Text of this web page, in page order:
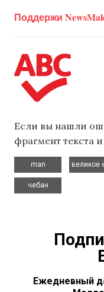
Поддержи
Если вы нашли
фрагмент текста
man
великое
чебан
Ежедневный